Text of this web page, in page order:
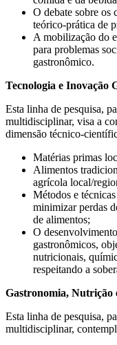
O debate sobre os
teórico-prática de
A mobilização do
para problemas
gastronômico.
Tecnologia e Inovação
Esta linha de pesquisa,
multidisciplinar, visa a
dimensão técnico-
Matérias primas
Alimentos
agrícola local/
Métodos e
minimizar perdas
de alimentos;
O
gastronômicos,
nutricionais,
respeitando a
Gastronomia, Nutrição
Esta linha de pesquisa,
multidisciplinar,